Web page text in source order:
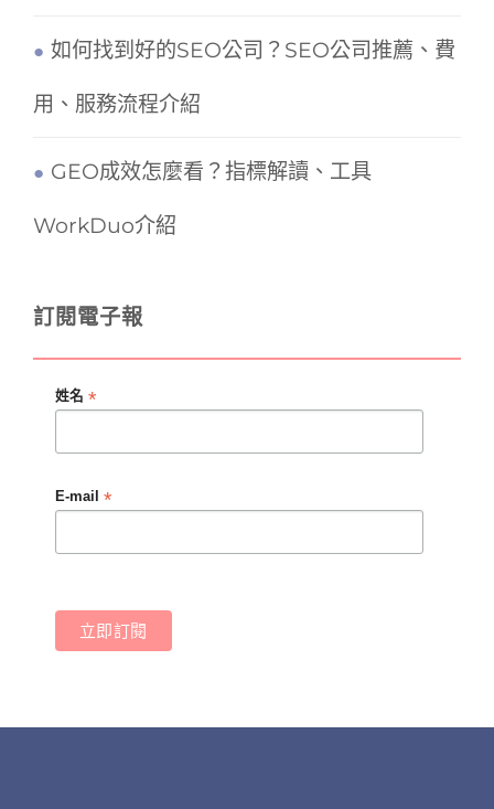
如何找到好的SEO公司？SEO公司推薦、費
用、服務流程介紹
GEO成效怎麼看？指標解讀、工具
WorkDuo介紹
訂閱電子報
姓名 *
E-mail *